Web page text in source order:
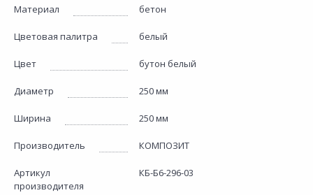
Материал бетон
Цветовая палитра белый
Цвет бутон белый
Диаметр 250 мм
Ширина 250 мм
Производитель КОМПОЗИТ
Артикул
производителя
КБ-Б6-296-03